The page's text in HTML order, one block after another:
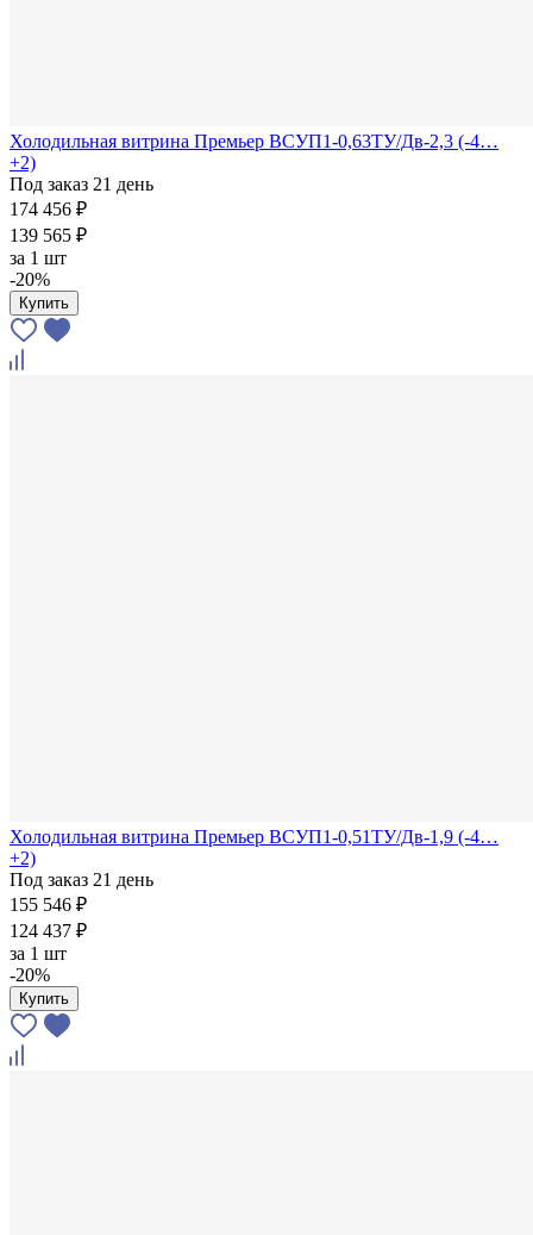
Холодильная витрина Премьер ВСУП1-0,63ТУ/Дв-2,3 (-4…
+2)
Под заказ 21 день
174 456 ₽
139 565 ₽
за 1 шт
-20%
Купить
Холодильная витрина Премьер ВСУП1-0,51ТУ/Дв-1,9 (-4…
+2)
Под заказ 21 день
155 546 ₽
124 437 ₽
за 1 шт
-20%
Купить